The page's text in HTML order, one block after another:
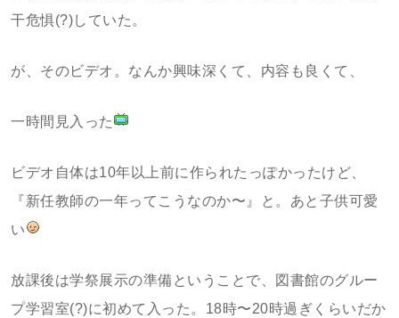
干危惧(?)していた。
が、そのビデオ。なんか興味深くて、内容も良くて、
一時間見入った
ビデオ自体は10年以上前に作られたっぽかったけど、
『新任教師の一年ってこうなのか〜』と。あと子供可愛
い
放課後は学祭展示の準備ということで、図書館のグルー
プ学習室(?)に初めて入った。18時〜20時過ぎくらいだか